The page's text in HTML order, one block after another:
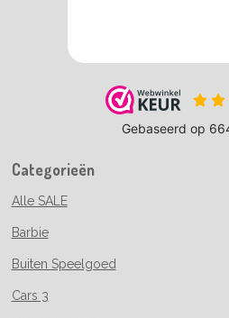
Categorieën
Alle SALE
Barbie
Buiten Speelgoed
Cars 3